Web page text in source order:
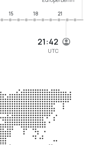
21:42
UTC
15 18 21